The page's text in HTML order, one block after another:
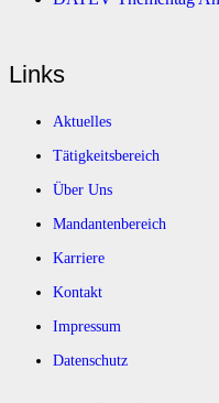
Links
Aktuelles
Tätigkeitsbereich
Über Uns
Mandantenbereich
Karriere
Kontakt
Impressum
Datenschutz